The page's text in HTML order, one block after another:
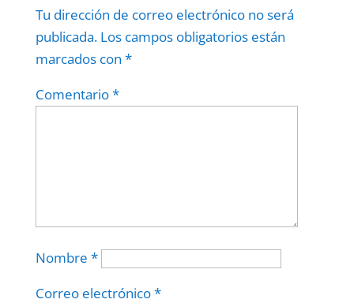
Tu dirección de correo electrónico no será
publicada. Los campos obligatorios están
marcados con *
Comentario*
Nombre *
Correo electrónico*